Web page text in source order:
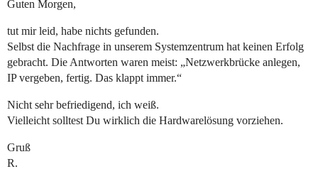
Guten Morgen,
tut mir leid, habe nichts gefunden.
Selbst die Nachfrage in unserem Systemzentrum hat keinen Erfolg
gebracht. Die Antworten waren meist: „Netzwerkbrücke anlegen,
IP vergeben, fertig. Das klappt immer.“
Nicht sehr befriedigend, ich weiß.
Vielleicht solltest Du wirklich die Hardwarelösung vorziehen.
Gruß
R.